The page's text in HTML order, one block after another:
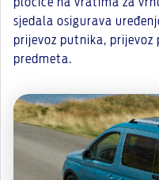
sjedala osigurava
prijevoz putnika,
predmeta.